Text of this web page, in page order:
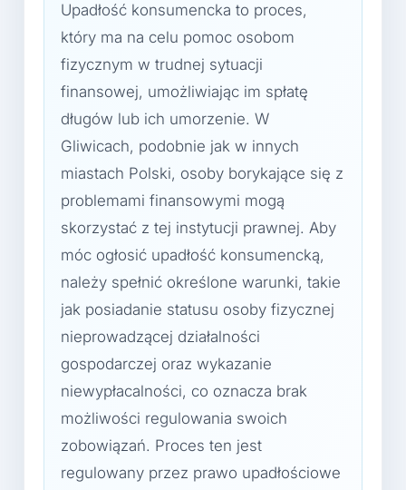
Upadłość konsumencka to proces,
który ma na celu pomoc osobom
fizycznym w trudnej sytuacji
finansowej, umożliwiając im spłatę
długów lub ich umorzenie. W
Gliwicach, podobnie jak w innych
miastach Polski, osoby borykające się z
problemami finansowymi mogą
skorzystać z tej instytucji prawnej. Aby
móc ogłosić upadłość konsumencką,
należy spełnić określone warunki, takie
jak posiadanie statusu osoby fizycznej
nieprowadzącej działalności
gospodarczej oraz wykazanie
niewypłacalności, co oznacza brak
możliwości regulowania swoich
zobowiązań. Proces ten jest
regulowany przez prawo upadłościowe